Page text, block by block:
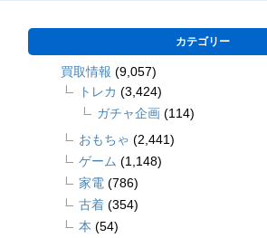
カテゴリー
買取情報 (9,057)
トレカ (3,424)
ガチャ企画 (114)
おもちゃ (2,441)
ゲーム (1,148)
家電 (786)
古着 (354)
本 (54)